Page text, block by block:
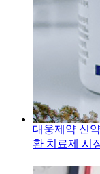
대웅제약 신
환 치료제 시